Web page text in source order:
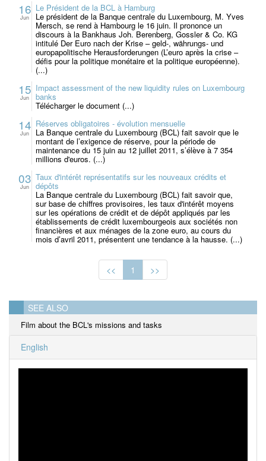
16
Jun
Le Président de la BCL à Hamburg
Le président de la Banque centrale du Luxembourg, M. Yves
Mersch, se rend à Hambourg le 16 juin. Il prononce un
discours à la Bankhaus Joh. Berenberg, Gossler & Co. KG
intitulé Der Euro nach der Krise – geld-, währungs- und
europapolitische Herausforderungen (L’euro après la crise –
défis pour la politique monétaire et la politique européenne).
(...)
15
Jun
Impact assessment of the new liquidity rules on Luxembourg
banks
Télécharger le document (...)
14
Jun
Réserves obligatoires - évolution mensuelle
La Banque centrale du Luxembourg (BCL) fait savoir que le
montant de l’exigence de réserve, pour la période de
maintenance du 15 juin au 12 juillet 2011, s’élève à 7 354
millions d'euros. (...)
03
Jun
Taux d'intérêt représentatifs sur les nouveaux crédits et
dépôts
La Banque centrale du Luxembourg (BCL) fait savoir que,
sur base de chiffres provisoires, les taux d'intérêt moyens
sur les opérations de crédit et de dépôt appliqués par les
établissements de crédit luxembourgeois aux sociétés non
financières et aux ménages de la zone euro, au cours du
mois d’avril 2011, présentent une tendance à la hausse. (...)
<< 1 >>
SEE ALSO
Film about the BCL's missions and tasks
English